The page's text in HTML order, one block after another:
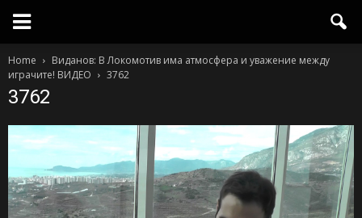
Home
Виданов: В Локомотив има атмосфера и уважение между
играчите! ВИДЕО
3762
3762